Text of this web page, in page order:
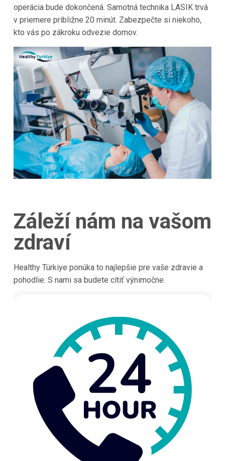
operácia bude dokončená. Samotná technika LASIK trvá
v priemere približne 20 minút. Zabezpečte si niekoho,
kto vás po zákroku odvezie domov.
Záleží nám na vašom
zdraví
Healthy Türkiye ponúka to najlepšie pre vaše zdravie a
pohodlie. S nami sa budete cítiť výnimočne.